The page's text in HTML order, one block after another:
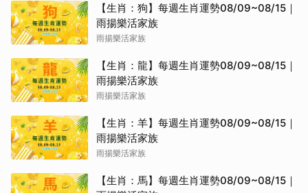
【生肖：狗】每週生肖運勢08/09~08/15｜
雨揚樂活家族
雨揚樂活家族
【生肖：龍】每週生肖運勢08/09~08/15｜
雨揚樂活家族
雨揚樂活家族
【生肖：羊】每週生肖運勢08/09~08/15｜
雨揚樂活家族
雨揚樂活家族
【生肖：馬】每週生肖運勢08/09~08/15｜